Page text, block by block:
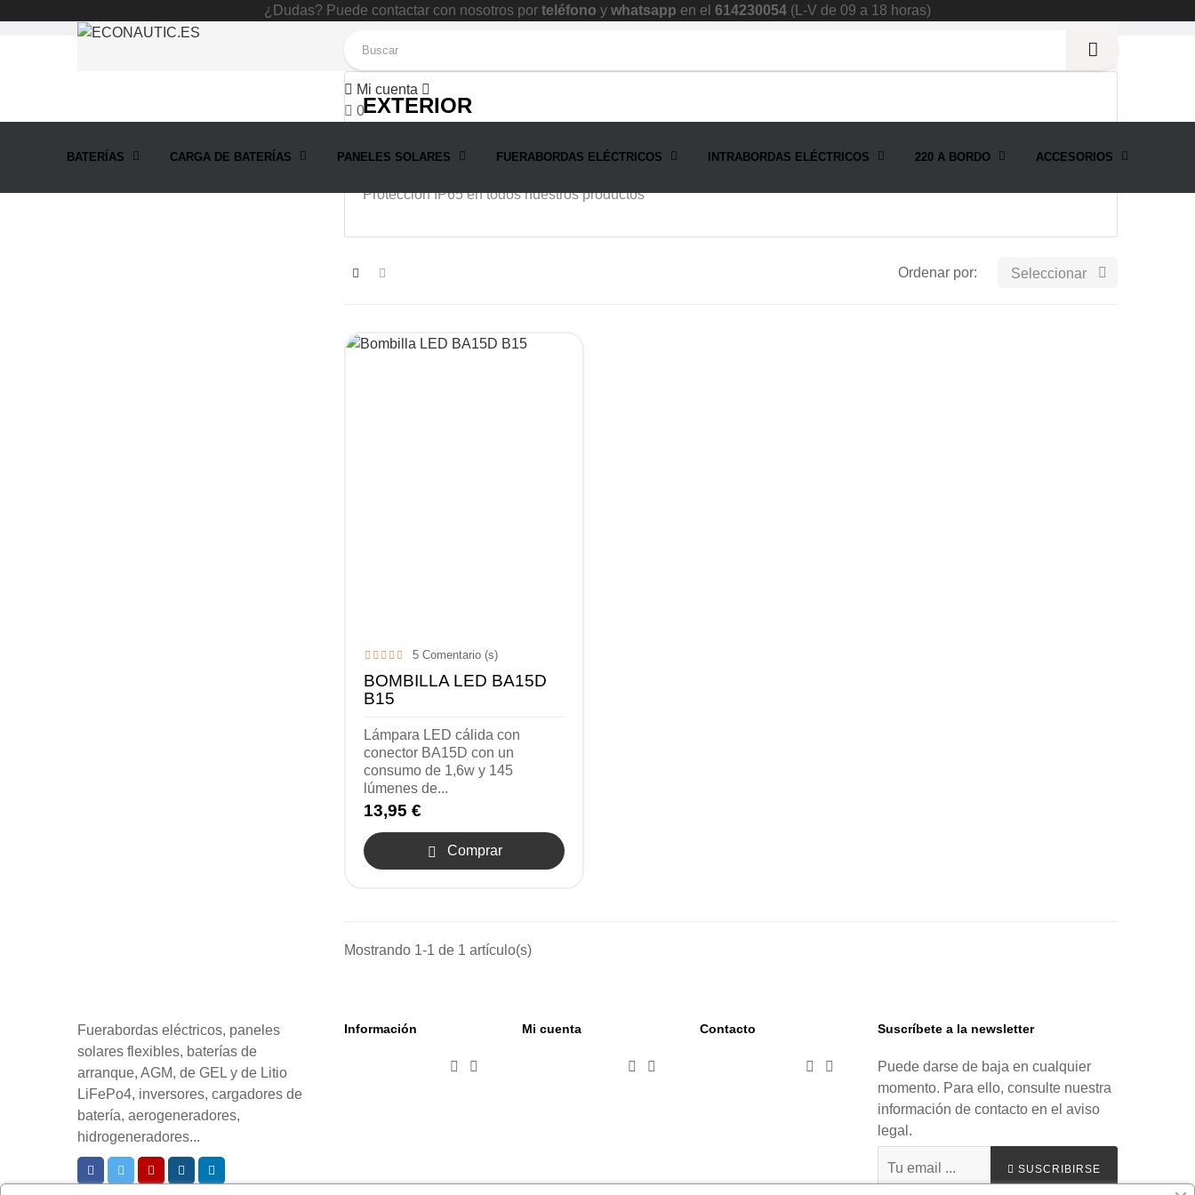
¿Dudas? Puede contactar con nosotros por teléfono y whatsapp en el 614230054 (L-V de 09 a 18 horas)
Mi cuenta
0
BATERÍAS CARGA DE BATERÍAS PANELES SOLARES FUERABORDAS ELÉCTRICOS INTRABORDAS ELÉCTRICOS 220 A BORDO ACCESORIOS
Iluminación LED Exterior
EXTERIOR
Protección IP65 en todos nuestros productos
Ordenar por: Seleccionar 
5 Comentario (s)
BOMBILLA LED BA15D
B15
Lámpara LED cálida con
conector BA15D con un
consumo de 1,6w y 145
lúmenes de...
13,95 €
 Comprar
Mostrando 1-1 de 1 artículo(s)
Fuerabordas eléctricos, paneles
solares flexibles, baterías de
arranque, AGM, de GEL y de Litio
LiFePo4, inversores, cargadores de
batería, aerogeneradores,
hidrogeneradores...
Información
 
Mi cuenta
 
Contacto
 
Suscríbete a la newsletter
Puede darse de baja en cualquier
momento. Para ello, consulte nuestra
información de contacto en el aviso
legal.
SUSCRIBIRSE